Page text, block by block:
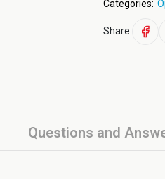
Categories:
Share:
Questions and